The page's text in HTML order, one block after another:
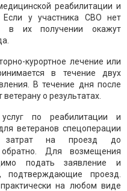
реабилитации и
Если у участника СВО нет
в их получении окажут
курортное лечение или
в течение двух
В течение дня после
о результатах.
по реабилитации и
ветеранов спецоперации
затрат на проезд до
Для возмещения
подать заявление и
проезд.
на любом виде